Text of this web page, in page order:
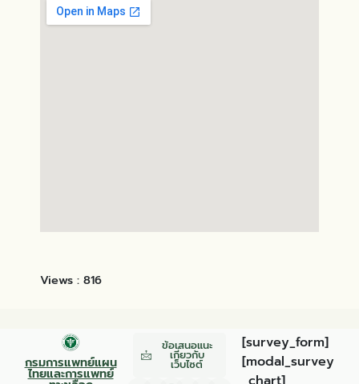
Views : 816
กรมการแพทย์แผน
ไทยและการแพทย์
ข้อเสนอแนะ
เกี่ยวกับ
เว็บไซต์
[survey_form]
[modal_survey